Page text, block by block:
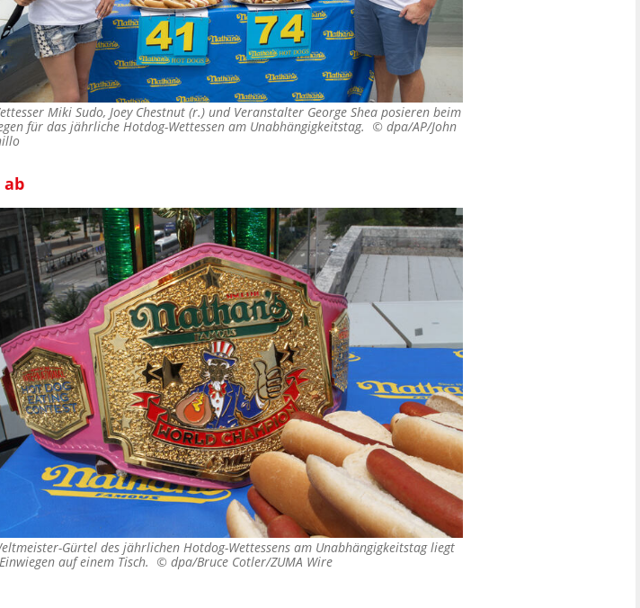
Miki Sudo, Joey Chestnut (r.) und Veranstalter George Shea posieren beim
für das jährliche Hotdog-Wettessen am Unabhängigkeitstag. © dpa/AP/John
ab
Gürtel des jährlichen Hotdog-Wettessens am Unabhängigkeitstag liegt
auf einem Tisch. © dpa/Bruce Cotler/ZUMA Wire